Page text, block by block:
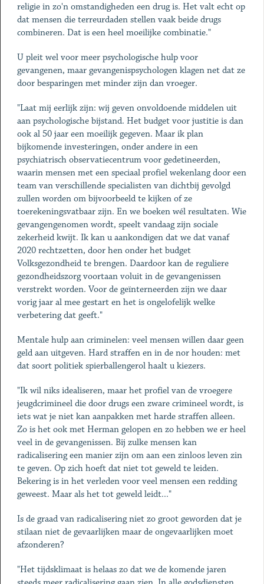
religie in zo'n omstandigheden een drug is. Het valt echt op
dat mensen die terreurdaden stellen vaak beide drugs
combineren. Dat is een heel moeilijke combinatie."
U pleit wel voor meer psychologische hulp voor
gevangenen, maar gevangenispsychologen klagen net dat ze
door besparingen met minder zijn dan vroeger.
"Laat mij eerlijk zijn: wij geven onvoldoende middelen uit
aan psychologische bijstand. Het budget voor justitie is dan
ook al 50 jaar een moeilijk gegeven. Maar ik plan
bijkomende investeringen, onder andere in een
psychiatrisch observatiecentrum voor gedetineerden,
waarin mensen met een speciaal profiel wekenlang door een
team van verschillende specialisten van dichtbij gevolgd
zullen worden om bijvoorbeeld te kijken of ze
toerekeningsvatbaar zijn. En we boeken wél resultaten. Wie
gevangengenomen wordt, speelt vandaag zijn sociale
zekerheid kwijt. Ik kan u aankondigen dat we dat vanaf
2020 rechtzetten, door hen onder het budget
Volksgezondheid te brengen. Daardoor kan de reguliere
gezondheidszorg voortaan voluit in de gevangenissen
verstrekt worden. Voor de geïnterneerden zijn we daar
vorig jaar al mee gestart en het is ongelofelijk welke
verbetering dat geeft."
Mentale hulp aan criminelen: veel mensen willen daar geen
geld aan uitgeven. Hard straffen en in de nor houden: met
dat soort politiek spierballengerol haalt u kiezers.
"Ik wil niks idealiseren, maar het profiel van de vroegere
jeugdcrimineel die door drugs een zware crimineel wordt, is
iets wat je niet kan aanpakken met harde straffen alleen.
Zo is het ook met Herman gelopen en zo hebben we er heel
veel in de gevangenissen. Bij zulke mensen kan
radicalisering een manier zijn om aan een zinloos leven zin
te geven. Op zich hoeft dat niet tot geweld te leiden.
Bekering is in het verleden voor veel mensen een redding
geweest. Maar als het tot geweld leidt..."
Is de graad van radicalisering niet zo groot geworden dat je
stilaan niet de gevaarlijken maar de ongevaarlijken moet
afzonderen?
"Het tijdsklimaat is helaas zo dat we de komende jaren